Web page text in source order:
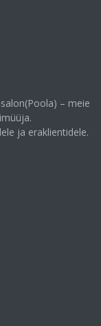
– meie
ja eraklientidele.